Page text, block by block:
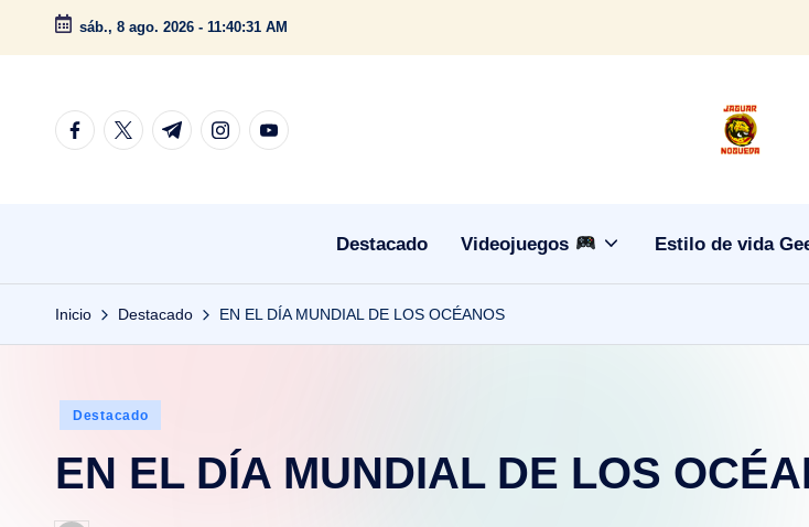
Saltar
contenido
sáb., 8 ago. 2026 - 11:40:31 AM
facebook.com
twitter.com
t.me instagram.com
youtube.com
J
g
u
a
o
Destacado Videojuegos Estilo de vida
Inicio Destacado EN EL DÍA MUNDIAL DE LOS OCÉANOS
Publicado
Destacado
EN EL DÍA MUNDIAL DE LOS